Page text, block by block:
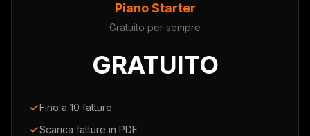
Piano Starter
Gratuito per sempre
GRATUITO
Fino a 10 fatture
Scarica fatture in PDF